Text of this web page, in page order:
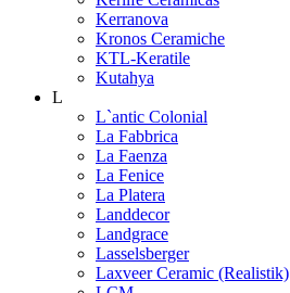
Kerranova
Kronos Ceramiche
KTL-Keratile
Kutahya
L
L`antic Colonial
La Fabbrica
La Faenza
La Fenice
La Platera
Landdecor
Landgrace
Lasselsberger
Laxveer Ceramic (Realistik)